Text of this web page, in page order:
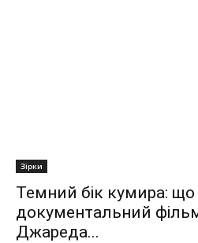
Зірки
Темний бік кумира:
документальний
Джареда...